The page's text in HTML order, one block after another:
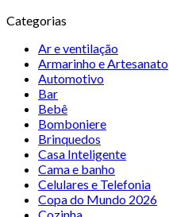
Categorias
Ar e ventilação
Armarinho e Artesanato
Automotivo
Bar
Bebê
Bomboniere
Brinquedos
Casa Inteligente
Cama e banho
Celulares e Telefonia
Copa do Mundo 2026